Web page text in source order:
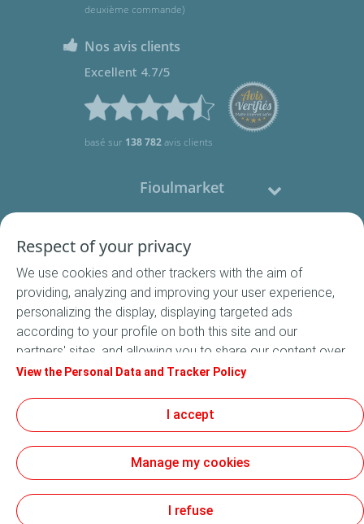
deuxième commande)
Nos avis clients
Excellent 4.7/5
basé sur 138 782avis clients
Fioulmarket
Nous contacter
Suivez-nous
Conditions Générales de Vente
Mentions légales
Données Personnelles
Cookies
Accessibilité : non conforme
Respect of your privacy
We use cookies and other trackers with the aim of
providing, analyzing and improving your user experience,
personalizing the display, displaying targeted ads
according to your profile on both this site and our
partners' sites, and allowing you to share our content over
social media. In accordance with French legislation,
default. You can change your cookie settings at any time
by clicking on the "Manage my cookies" button. By clicking
on the "Accept" button, you agree that we may store all
cookies on your device. If you click on "Decline", only the
correctly will be used. For more information, especially
View the Personal Data and Tracker Policy
I accept
Manage my cookies
I refuse